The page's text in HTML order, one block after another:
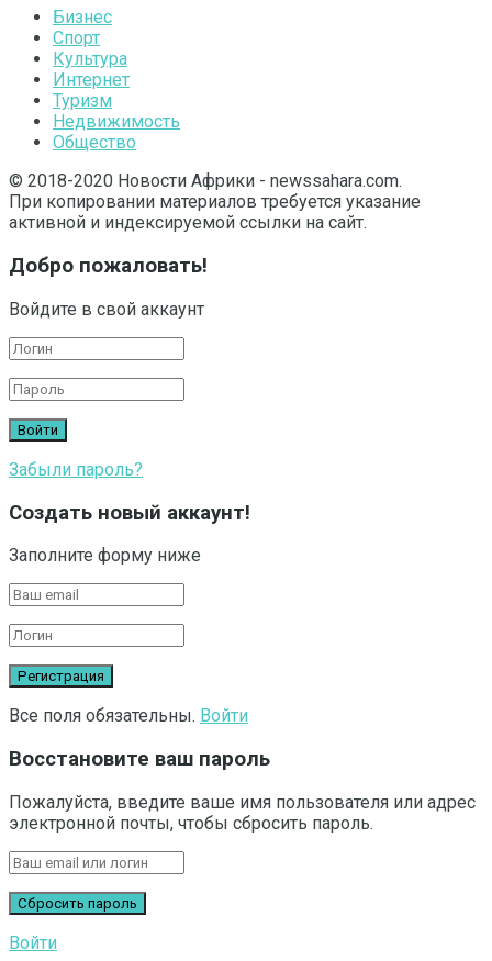
Бизнес
Спорт
Культура
Интернет
Туризм
Недвижимость
Общество
© 2018-2020 Новости Африки - newssahara.com.
При копировании материалов требуется указание
активной и индексируемой ссылки на сайт.
Добро пожаловать!
Войдите в свой аккаунт
Забыли пароль?
Создать новый аккаунт!
Заполните форму ниже
Все поля обязательны. Войти
Восстановите ваш пароль
Пожалуйста, введите ваше имя пользователя или адрес
электронной почты, чтобы сбросить пароль.
Войти